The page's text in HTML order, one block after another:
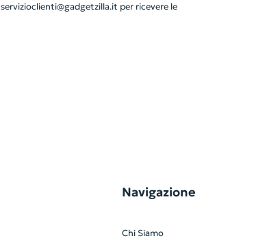
servizioclienti@gadgetzilla.it per ricevere le
Navigazione
Chi Siamo